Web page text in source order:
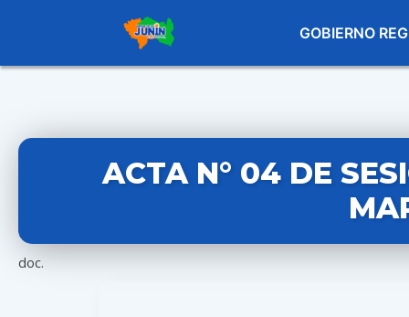
GOBIERNO
ACTA N° 04 DE
doc.